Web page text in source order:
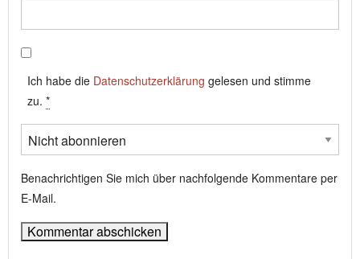
Ich habe die Datenschutzerklärung gelesen und stimme
zu. *
Benachrichtigen Sie mich über nachfolgende Kommentare per
E-Mail.